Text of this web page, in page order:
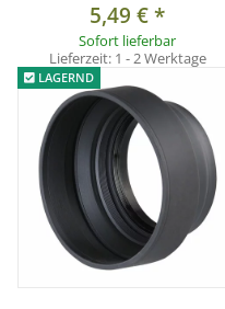
5,49 €*
Sofort lieferbar
Lieferzeit: 1 - 2 Werktage
LAGERND